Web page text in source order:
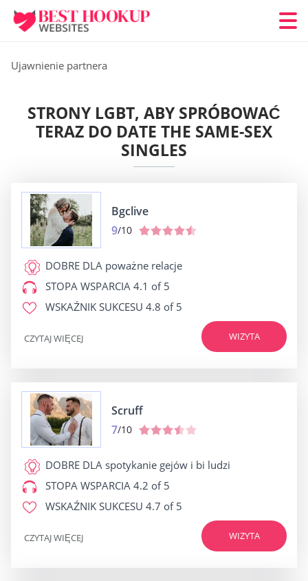
Ujawnienie partnera
STRONY LGBT, ABY SPRÓBOWAĆ
TERAZ DO DATE THE SAME-SEX
SINGLES
Bgclive
9/10
DOBRE DLA poważne relacje
STOPA WSPARCIA 4.1 of 5
WSKAŹNIK SUKCESU 4.8 of 5
WIZYTA
CZYTAJ WIĘCEJ
Scruff
7/10
DOBRE DLA spotykanie gejów i bi ludzi
STOPA WSPARCIA 4.2 of 5
WSKAŹNIK SUKCESU 4.7 of 5
WIZYTA
CZYTAJ WIĘCEJ